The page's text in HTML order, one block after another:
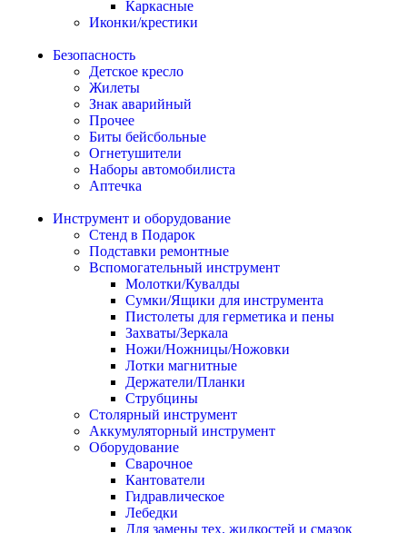
Каркасные
Иконки/крестики
Безопасность
Детское кресло
Жилеты
Знак аварийный
Прочее
Биты бейсбольные
Огнетушители
Наборы автомобилиста
Аптечка
Инструмент и оборудование
Стенд в Подарок
Подставки ремонтные
Вспомогательный инструмент
Молотки/Кувалды
Сумки/Ящики для инструмента
Пистолеты для герметика и пены
Захваты/Зеркала
Ножи/Ножницы/Ножовки
Лотки магнитные
Держатели/Планки
Струбцины
Столярный инструмент
Аккумуляторный инструмент
Оборудование
Сварочное
Кантователи
Гидравлическое
Лебедки
Для замены тех. жидкостей и смазок